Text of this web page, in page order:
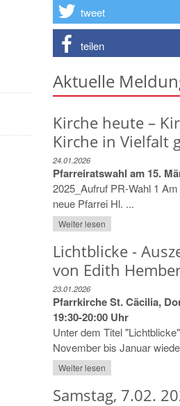
tweet
teilen
Aktuelle
Kirche heute –
Kirche in Vielfalt
24.01.2026
Pfarreiratswahl am 15.
2025_Aufruf PR-Wahl 1
neue Pfarrei Hl. ...
Weiter lesen
Lichtblicke -
von Edith
23.01.2026
Pfarrkirche St. Cäcilia,
19:30-20:00 Uhr
Unter dem Titel
November bis Januar
Weiter lesen
Samstag, 7.02.